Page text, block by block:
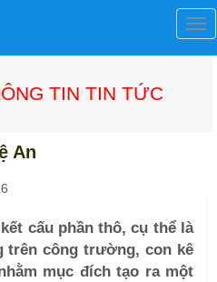
TIN TIN TỨC
An
cấu phần thô, cụ thể là
trên công trường, con kê
mục đích tạo ra một